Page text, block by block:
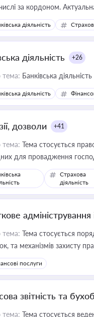
за кордоном.
недійсності та
діяльність
діяльність +26
Банківська
діяльність
дозволи +41
Тема стосується
для провадження
Страхова
діяльність
Тема стосується
та механізмів захисту
послуги
звітність та
Тема стосується